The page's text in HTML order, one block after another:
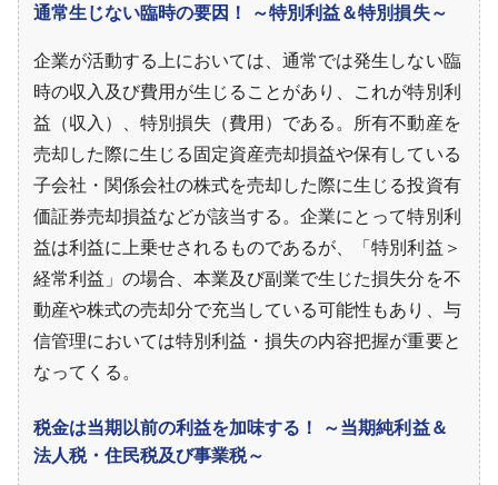
通常生じない臨時の要因！ ～特別利益＆特別損失～
企業が活動する上においては、通常では発生しない臨
時の収入及び費用が生じることがあり、これが特別利
益（収入）、特別損失（費用）である。所有不動産を
売却した際に生じる固定資産売却損益や保有している
子会社・関係会社の株式を売却した際に生じる投資有
価証券売却損益などが該当する。企業にとって特別利
益は利益に上乗せされるものであるが、「特別利益＞
経常利益」の場合、本業及び副業で生じた損失分を不
動産や株式の売却分で充当している可能性もあり、与
信管理においては特別利益・損失の内容把握が重要と
なってくる。
税金は当期以前の利益を加味する！ ～当期純利益＆
法人税・住民税及び事業税～